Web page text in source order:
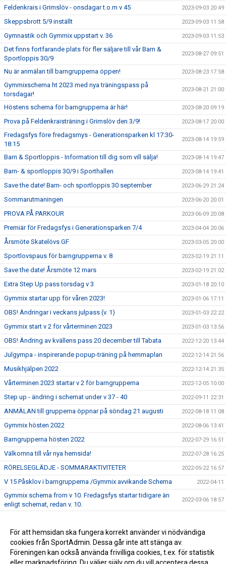
Feldenkrais i Grimslöv - onsdagar t.o.m v 45 2023-09-03 20:49
Skeppsbrott 5/9 inställt 2023-09-03 11:58
Gymnastik och Gymmix uppstart v. 36 2023-09-03 11:53
Det finns fortfarande plats för fler säljare till vår Barn &
Sportloppis 30/9
2023-08-27 09:51
Nu är anmälan till barngrupperna öppen! 2023-08-23 17:58
Gymmixschema ht 2023 med nya träningspass på
torsdagar!
2023-08-21 21:00
Höstens schema för barngrupperna är här! 2023-08-20 09:19
Prova på Feldenkraisträning i Grimslöv den 3/9! 2023-08-17 20:00
Fredagsfys före fredagsmys - Generationsparken kl 17:30-
18:15
2023-08-14 19:59
Barn & Sportloppis - Information till dig som vill sälja! 2023-08-14 19:47
Barn- & sportloppis 30/9 i Sporthallen 2023-08-14 19:41
Save the date! Barn- och sportloppis 30 september 2023-06-29 21:24
Sommarutmaningen 2023-06-20 20:01
PROVA PÅ PARKOUR 2023-06-09 20:08
Premiär för Fredagsfys i Generationsparken 7/4 2023-04-04 20:06
Årsmöte Skatelövs GF 2023-03-05 20:00
Sportlovspaus för barngrupperna v. 8 2023-02-19 21:11
Save the date! Årsmöte 12 mars 2023-02-19 21:02
Extra Step Up pass torsdag v 3 2023-01-18 20:10
Gymmix startar upp för våren 2023! 2023-01-06 17:11
OBS! Ändringar i veckans julpass (v. 1) 2023-01-03 22:22
Gymmix start v 2 för vårterminen 2023 2023-01-03 13:56
OBS! Ändring av kvällens pass 20 december till Tabata 2022-12-20 13:44
Julgympa - inspirerande popup-träning på hemmaplan 2022-12-14 21:56
Musikhjälpen 2022 2022-12-14 21:35
Vårterminen 2023 startar v 2 för barngrupperna 2022-12-05 10:00
Step up - ändring i schemat under v 37 - 40 2022-09-11 22:31
ANMÄLAN till grupperna öppnar på söndag 21 augusti 2022-08-18 11:08
Gymmix hösten 2022 2022-08-06 13:41
Barngrupperna hösten 2022 2022-07-29 16:51
Välkomna till vår nya hemsida! 2022-07-28 16:25
RÖRELSEGLÄDJE - SOMMARAKTIVITETER 2022-05-22 16:57
V 15 Påsklov i barngrupperna /Gymmix avvikande Schema 2022-04-11
Gymmix schema from v 10. Fredagsfys startar tidigare än
enligt schemat, redan v. 10.
2022-03-06 18:57
Folkhögskolan stänger sina lokaler 2022-02-10 19:04
Hösten 2021 - barngrupper 2021-10-15 16:27
För att hemsidan ska fungera korrekt använder vi nödvändiga
cookies från SportAdmin. Dessa går inte att stänga av.
Föreningen kan också använda frivilliga cookies, t.ex. för statistik